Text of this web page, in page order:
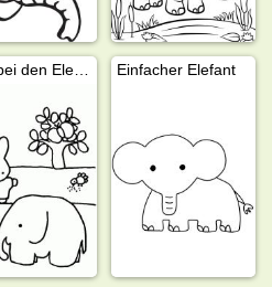
Einfacher Elefant